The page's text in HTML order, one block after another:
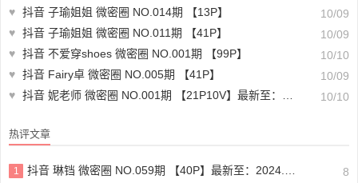
♥ 抖音 子瑜姐姐 微密圈 NO.014期 【13P】
10/09
♥ 抖音 子瑜姐姐 微密圈 NO.011期 【41P】
10/09
♥ 抖音 不爱穿shoes 微密圈 NO.001期 【99P】
10/10
♥ 抖音 Fairy卓 微密圈 NO.005期 【41P】
10/09
♥ 抖音 妮老师 微密圈 NO.001期 【21P10V】最新至：2023.6.19 10/10
热评文章
1 抖音 琳铛 微密圈 NO.059期 【40P】最新至：2024.1.10 8